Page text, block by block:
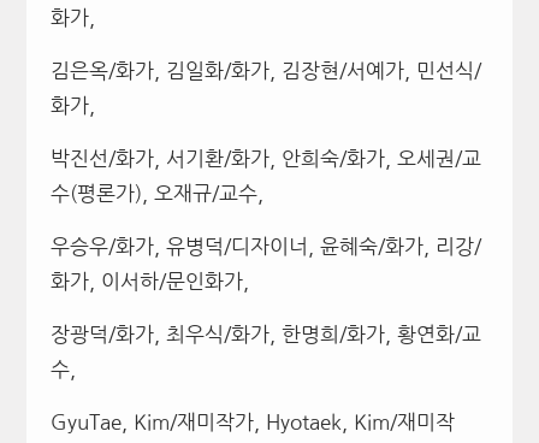
화가,
김은옥/화가, 김일화/화가, 김장현/서예가, 민선식/
화가,
박진선/화가, 서기환/화가, 안희숙/화가, 오세권/교
수(평론가), 오재규/교수,
우승우/화가, 유병덕/디자이너, 윤혜숙/화가, 리강/
화가, 이서하/문인화가,
장광덕/화가, 최우식/화가, 한명희/화가, 황연화/교
수,
GyuTae, Kim/재미작가, Hyotaek, Kim/재미작